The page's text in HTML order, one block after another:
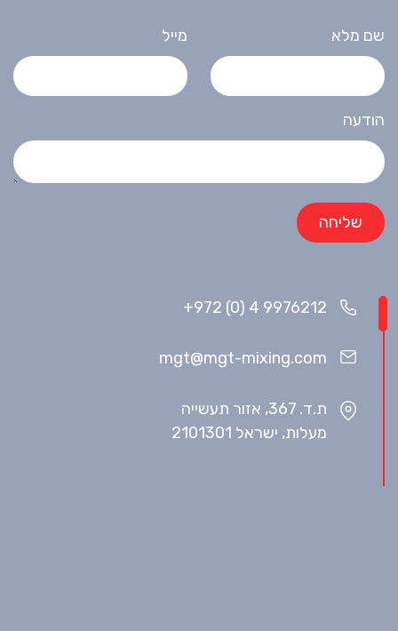
שם מלא מייל
הודעה
+972 (0) 4 9976212
mgt@mgt-mixing.com
ת.ד. 367, אזור תעשייה
מעלות, ישראל 2101301